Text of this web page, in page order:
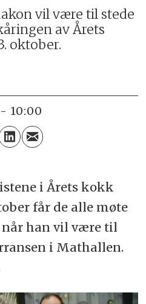
vil være til stede
av Årets
oktober.
- 10:00
i Årets kokk
får de alle møte
han vil være til
i Mathallen.